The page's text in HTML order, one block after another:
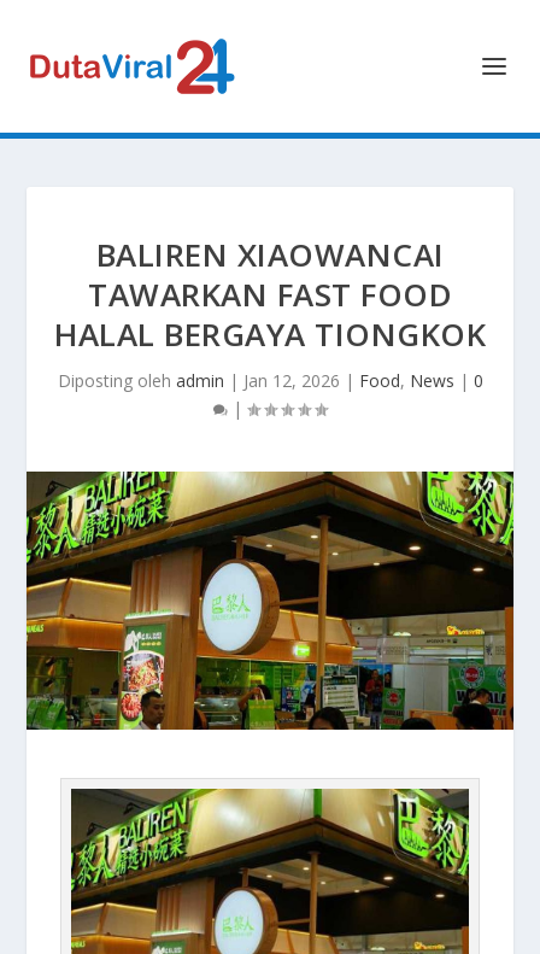
BALIREN XIAOWANCAI
TAWARKAN FAST FOOD
HALAL BERGAYA TIONGKOK
Diposting oleh admin | Jan 12, 2026 | Food, News | 0
|